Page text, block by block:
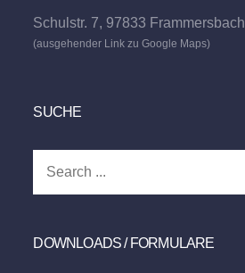
Schulstr. 7, 97833 Frammersbach
(ausgehender Link zu Google Maps)
SUCHE
DOWNLOADS / FORMULARE